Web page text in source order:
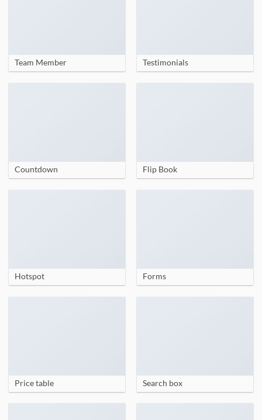
Team Member Testimonials
Countdown Flip Book
Hotspot Forms
Price table Search box